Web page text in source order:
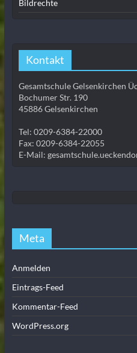
Bildrechte
Kontakt
Gesamtschule Gelsenkirchen
Bochumer Str. 190
45886 Gelsenkirchen
Tel: 0209-6384-22000
Fax: 0209-6384-22055
E-Mail:
Meta
Anmelden
Eintrags-Feed
Kommentar-Feed
WordPress.org